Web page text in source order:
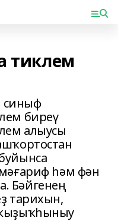
тиклем
синыф
биреү
алыусы
һәм фән
Бәйгенең
тарихын,